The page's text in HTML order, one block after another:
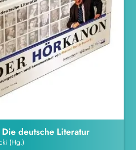
deutsche Literatur
(Hg.)